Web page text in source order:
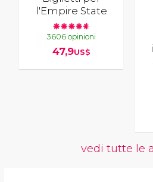
l'Empire State
3606 opinioni
47,9US$
vedi tutte le